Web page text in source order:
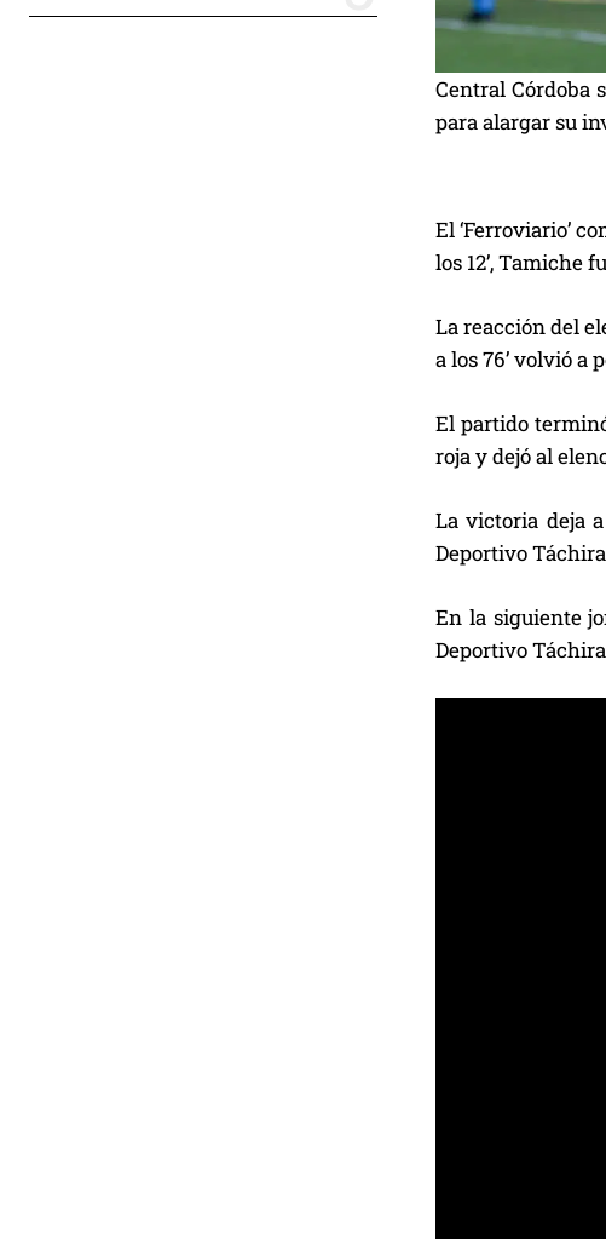
Central Córdoba
para alargar su
El ‘Ferroviario’
los 12’, Tamiche
La reacción del
a los 76’ volvió a
El partido
roja y dejó al
La victoria deja
Deportivo
En la siguiente
Deportivo